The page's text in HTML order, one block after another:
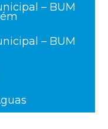
– BUM
– BUM